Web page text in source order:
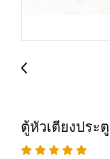
ตู้หัวเตียงประ